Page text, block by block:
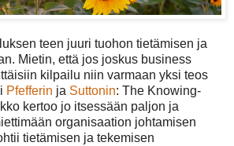
teen juuri tuohon tietämisen ja
Mietin, että jos joskus business
kilpailu niin varmaan yksi teos
Pfefferin ja Suttonin: The Knowing-
kertoo jo itsessään paljon ja
organisaation johtamisen
tietämisen ja tekemisen